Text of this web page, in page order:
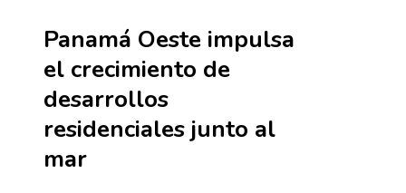
Panamá Oeste impulsa
el crecimiento de
desarrollos
residenciales junto al
mar